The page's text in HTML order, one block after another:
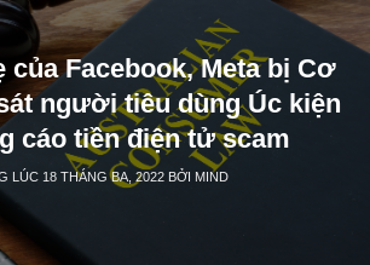
của Facebook, Meta bị Cơ
người tiêu dùng Úc kiện
cáo tiền điện tử scam
LÚC 18 THÁNG BA, 2022 BỞI MIND